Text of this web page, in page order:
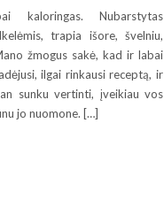
kaloringas. Nubarstytas
trapia išore, švelniu,
žmogus sakė, kad ir labai
ilgai rinkausi receptą, ir
sunku vertinti, įveikiau vos
jo nuomone. […]